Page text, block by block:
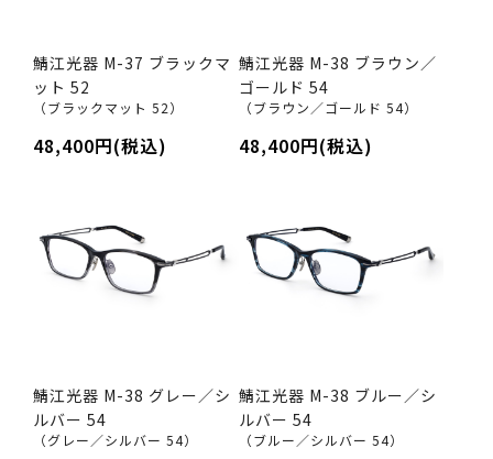
鯖江光器 M-37 ブラックマ
ット 52
（ブラックマット 52）
48,400円(税込)
鯖江光器 M-38 ブラウン／
ゴールド 54
（ブラウン／ゴールド 54）
48,400円(税込)
鯖江光器 M-38 グレー／シ
ルバー 54
（グレー／シルバー 54）
鯖江光器 M-38 ブルー／シ
ルバー 54
（ブルー／シルバー 54）